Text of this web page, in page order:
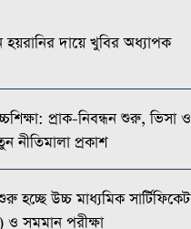
হয়রানির দায়ে খুবির অধ্যাপক
প্রাক-নিবন্ধন শুরু, ভিসা ও
নীতিমালা প্রকাশ
উচ্চ মাধ্যমিক সার্টিফিকেট
সমমান পরীক্ষা